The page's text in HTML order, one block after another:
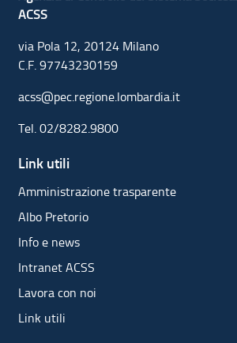
ACSS
via Pola 12, 20124 Milano
C.F. 97743230159
acss@pec.regione.lombardia.it
Tel.02/8282.9800
Link utili
Amministrazione trasparente
Albo Pretorio
Info e news
Intranet ACSS
Lavora con noi
Link utili